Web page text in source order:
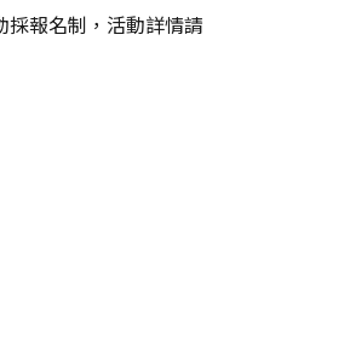
報名制，活動詳情請